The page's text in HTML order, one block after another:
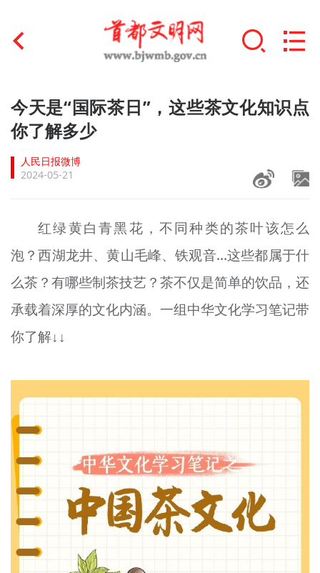
首页
文明创建
文明实践
未成年人思想道德建设
榜样人物
+
身边好人
文明评论
宣传思想文化人才
专题
资料库
今天是“国际茶日”，这些茶文化知识点
你了解多少
人民日报微博
2024-05-21
红绿黄白青黑花，不同种类的茶叶该怎么
泡？西湖龙井、黄山毛峰、铁观音…这些都属于什
么茶？有哪些制茶技艺？茶不仅是简单的饮品，还
承载着深厚的文化内涵。一组中华文化学习笔记带
你了解↓↓